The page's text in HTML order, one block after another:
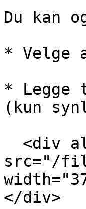
Du kan
* Velge
*
(kun
src="/
</div>